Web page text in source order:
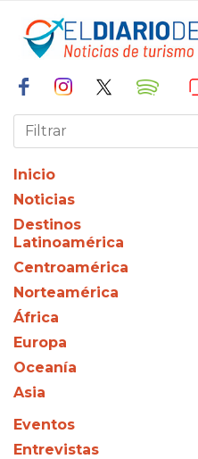
Inicio
Noticias
Destinos
Latinoamérica
Centroamérica
Norteamérica
África
Europa
Oceanía
Asia
Eventos
Entrevistas